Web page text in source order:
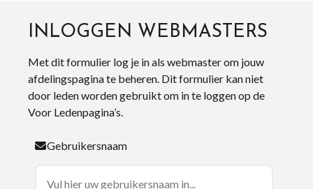
INLOGGEN WEBMASTERS
Met dit formulier log je in als webmaster om jouw
afdelingspagina te beheren. Dit formulier kan niet
door leden worden gebruikt om in te loggen op de
Voor Ledenpagina’s.
Gebruikersnaam